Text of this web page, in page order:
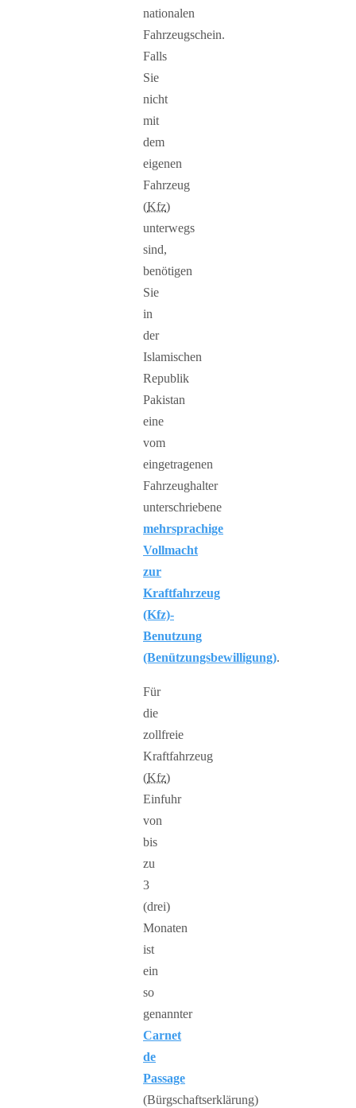
nationalen
Fahrzeugschein.
Falls
Sie
nicht
mit
dem
eigenen
Fahrzeug
(Kfz)
unterwegs
sind,
benötigen
Sie
in
der
Islamischen
Republik
Pakistan
eine
vom
eingetragenen
Fahrzeughalter
unterschriebene
mehrsprachige
Vollmacht
zur
Kraftfahrzeug
(Kfz)-
Benutzung
(Benützungsbewilligung).
Für
die
zollfreie
Kraftfahrzeug
(Kfz)
Einfuhr
von
bis
zu
3
(drei)
Monaten
ist
ein
so
genannter
Carnet
de
Passage
(Bürgschaftserklärung)